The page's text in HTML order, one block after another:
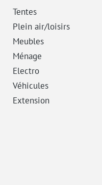
Tentes
Plein air/loisirs
Meubles
Ménage
Electro
Véhicules
Extension